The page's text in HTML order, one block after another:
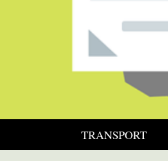
content
TRANSPORT